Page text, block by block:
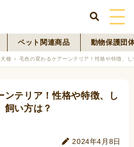
HOME
News
ペット関連商品 動物保護団
犬種 毛色の変わるケアーンテリア！性格や特徴、
ンテリア！性格や特徴、し
飼い方は？
2024年4月8日